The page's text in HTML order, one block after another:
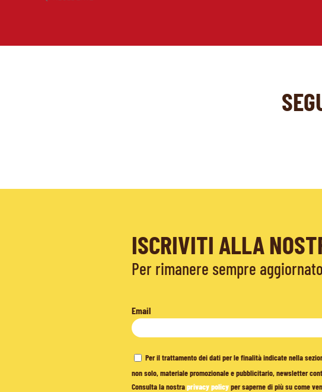
ISCRIVITI ALLA
Per rimanere sempre
Email
Per il trattamento dei dati per le finalità indicate nella
non solo, materiale promozionale e pubblicitario, newsletter
Consulta la nostraprivacy policyper saperne di più su come